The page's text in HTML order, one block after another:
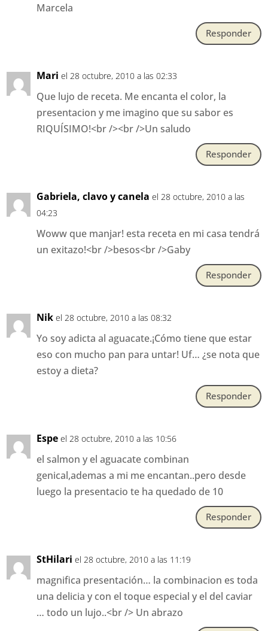
Marcela
Responder
Mari el 28 octubre, 2010 a las 02:33
Que lujo de receta. Me encanta el color, la
presentacion y me imagino que su sabor es
RIQUÍSIMO!<br /><br />Un saludo
Responder
Gabriela, clavo y canela el 28 octubre, 2010 a las
04:23
Woww que manjar! esta receta en mi casa tendrá
un exitazo!<br />besos<br />Gaby
Responder
Nik el 28 octubre, 2010 a las 08:32
Yo soy adicta al aguacate.¡Cómo tiene que estar
eso con mucho pan para untar! Uf… ¿se nota que
estoy a dieta?
Responder
Espe el 28 octubre, 2010 a las 10:56
el salmon y el aguacate combinan
genical,ademas a mi me encantan..pero desde
luego la presentacio te ha quedado de 10
Responder
StHilari el 28 octubre, 2010 a las 11:19
magnifica presentación… la combinacion es toda
una delicia y con el toque especial y el del caviar
… todo un lujo..<br /> Un abrazo